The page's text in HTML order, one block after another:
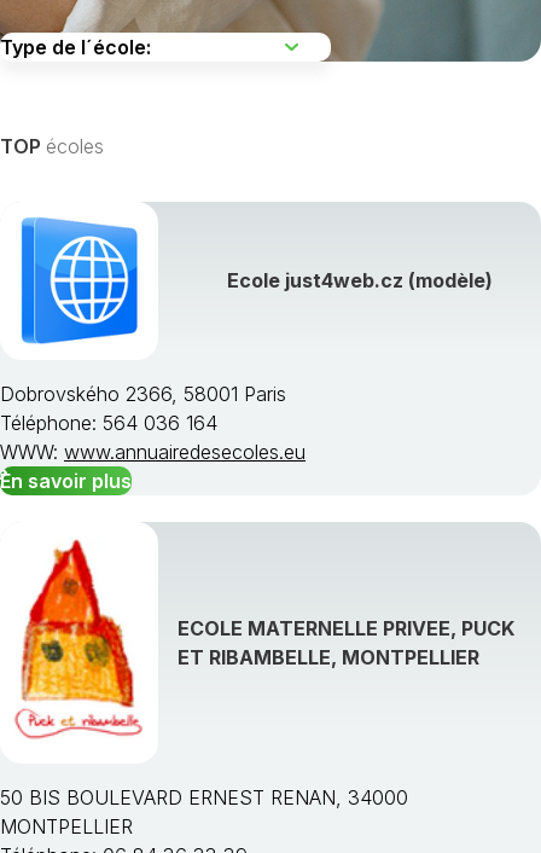
Afficher toutes les spécialités de formation »
Choisissez une région
TOP écoles
Ecole just4web.cz (modèle)
Dobrovského 2366, 58001 Paris
Téléphone: 564 036 164
WWW: www.annuairedesecoles.eu
En savoir plus
ECOLE MATERNELLE PRIVEE, PUCK
ET RIBAMBELLE, MONTPELLIER
50 BIS BOULEVARD ERNEST RENAN, 34000
MONTPELLIER